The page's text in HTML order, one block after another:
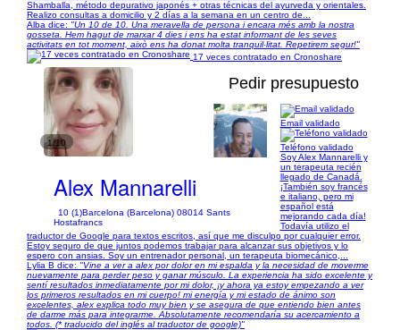
Shamballa, método depurativo japonés + otras técnicas del ayurveda y orientales.
Realizo consultas a domicilio y 2 días a la semana en un centro de...
Alba dice: "Un 10 de 10. Una meravella de persona i encara més amb la nostra
gosseta. Hem hagut de marxar 4 dies i ens ha estat informant de les seves
activitats en tot moment, això ens ha donat molta tranquil·litat. Repetirem segur!"
17 veces contratado en Cronoshare
1/10
Pedir presupuesto
Alex Mannarelli
10 (1)Barcelona (Barcelona) 08014 Sants
Hostafrancs
Email validado
Teléfono validado
Soy Alex Mannarelli y
un terapeuta recién
llegado de Canadá.
¡También soy francés
e italiano, pero mi
español está
mejorando cada día!
Todavía utilizo el
traductor de Google para textos escritos, así que me disculpo por cualquier error.
Estoy seguro de que juntos podemos trabajar para alcanzar sus objetivos y lo
espero con ansias. Soy un entrenador personal, un terapeuta biomecánico,...
Lylia B dice: "Vine a ver a alex por dolor en mi espalda y la necesidad de moverme
nuevamente para perder peso y ganar músculo. La experiencia ha sido excelente y
sentí resultados inmediatamente por mi dolor, ¡y ahora ya estoy empezando a ver
los primeros resultados en mi cuerpo! mi energía y mi estado de ánimo son
excelentes, alex explica todo muy bien y se asegura de que entiendo bien antes
de darme más para integrarme. Absolutamente recomendaría su acercamiento a
todos. (* traducido del inglés al traductor de google)"